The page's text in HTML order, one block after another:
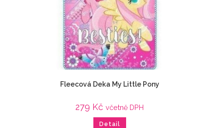
Fleecová Deka My Little Pony
279 Kč včetně DPH
Detail